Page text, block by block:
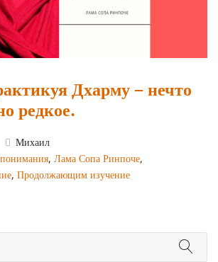
Дхарму – нечто
редкое.
Михаил
, Лама Сопа Ринпоче,
, Продолжающим изучение